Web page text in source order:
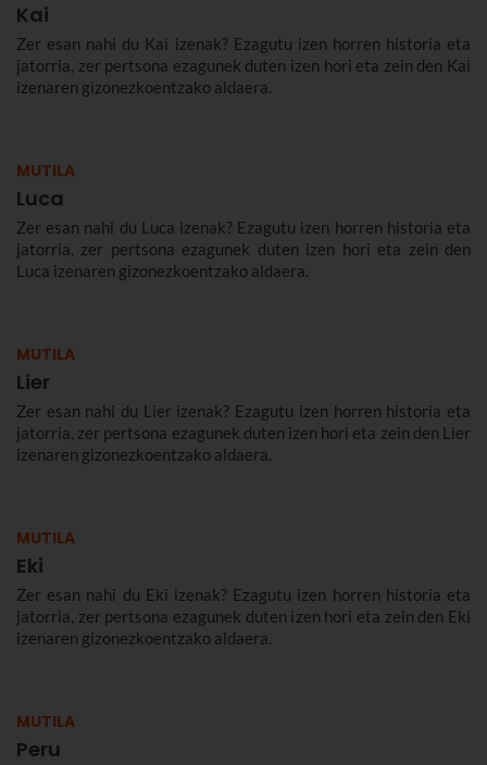
Kai
Zer esan nahi du Kai izenak? Ezagutu izen horren historia eta
jatorria, zer pertsona ezagunek duten izen hori eta zein den Kai
izenaren gizonezkoentzako aldaera.
MUTILA
Luca
Zer esan nahi du Luca izenak? Ezagutu izen horren historia eta
jatorria, zer pertsona ezagunek duten izen hori eta zein den
Luca izenaren gizonezkoentzako aldaera.
MUTILA
Lier
Zer esan nahi du Lier izenak? Ezagutu izen horren historia eta
jatorria, zer pertsona ezagunek duten izen hori eta zein den Lier
izenaren gizonezkoentzako aldaera.
MUTILA
Eki
Zer esan nahi du Eki izenak? Ezagutu izen horren historia eta
jatorria, zer pertsona ezagunek duten izen hori eta zein den Eki
izenaren gizonezkoentzako aldaera.
MUTILA
Peru